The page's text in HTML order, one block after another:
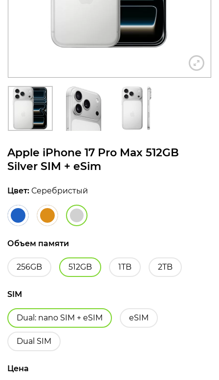
Apple iPhone 17 Pro Max 512GB
Silver SIM + eSim
Цвет: Серебристый
Объем памяти
256GB 512GB 1TB 2TB
SIM
Dual: nano SIM + eSIM eSIM
Dual SIM
Цена
политикой
конфиденциальности
+7 812 318-40-14
(c 10:00 до 21:00, без
выходных)